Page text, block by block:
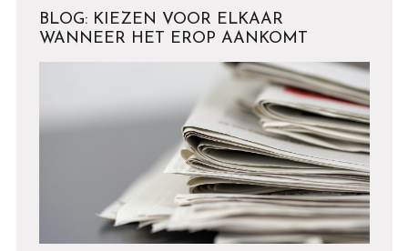
BLOG: KIEZEN VOOR ELKAAR
WANNEER HET EROP AANKOMT